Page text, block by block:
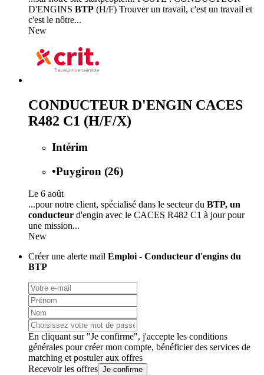
D'ENGINS BTP (H/F) Trouver un travail, c'est un travail et
c'est le nôtre...
New
CONDUCTEUR D'ENGIN CACES
R482 C1 (H/F/X)
Intérim
•Puygiron (26)
Le 6 août
...pour notre client, spécialisé dans le secteur du BTP, un
conducteur d'engin avec le CACES R482 C1 à jour pour
une mission...
New
Créer une alerte mail Emploi - Conducteur d'engins du
BTP
En cliquant sur "Je confirme", j'accepte les conditions
générales pour créer mon compte, bénéficier des services de
matching et postuler aux offres
Recevoir les offres Je confirme